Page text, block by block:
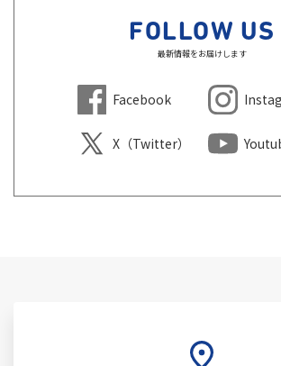
FOLLOW US
最新情報をお届けします
Facebook
X（Twitter）